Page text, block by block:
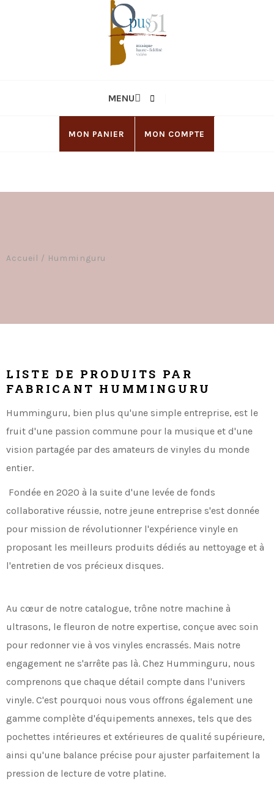
MENU
MON PANIER MON COMPTE
Accueil / Humminguru
LISTE DE PRODUITS PAR
FABRICANT HUMMINGURU
Humminguru, bien plus qu'une simple entreprise, est le
fruit d'une passion commune pour la musique et d'une
vision partagée par des amateurs de vinyles du monde
entier.
Fondée en 2020 à la suite d'une levée de fonds
collaborative réussie, notre jeune entreprise s'est donnée
pour mission de révolutionner l'expérience vinyle en
proposant les meilleurs produits dédiés au nettoyage et à
l'entretien de vos précieux disques.
Au cœur de notre catalogue, trône notre machine à
ultrasons, le fleuron de notre expertise, conçue avec soin
pour redonner vie à vos vinyles encrassés. Mais notre
engagement ne s'arrête pas là. Chez Humminguru, nous
comprenons que chaque détail compte dans l'univers
vinyle. C'est pourquoi nous vous offrons également une
gamme complète d'équipements annexes, tels que des
pochettes intérieures et extérieures de qualité supérieure,
ainsi qu'une balance précise pour ajuster parfaitement la
pression de lecture de votre platine.